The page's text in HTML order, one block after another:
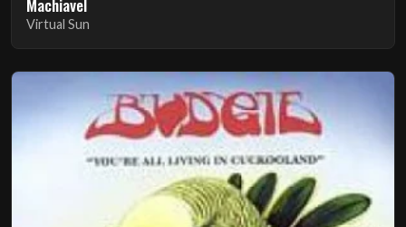
Virtual Sun